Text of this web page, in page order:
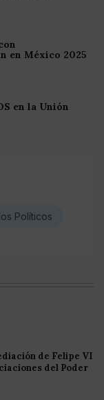
en México 2025
en la Unión
Políticos
de Felipe VI
del Poder